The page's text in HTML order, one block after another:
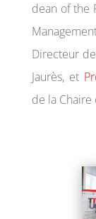
dean of the
Directeur de
Jaurès, et
de la Chaire